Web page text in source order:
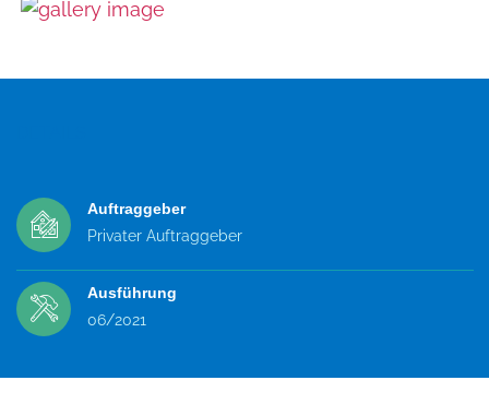
Auftraggeber
Privater Auftraggeber
Ausführung
06/2021